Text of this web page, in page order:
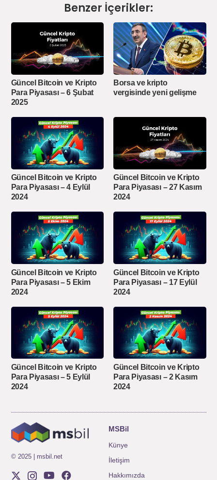
Benzer İçerikler:
Güncel Bitcoin ve Kripto
Para Piyasası – 6 Şubat
2025
Borsa ve kripto
vergisinde yeni gelişme
Güncel Bitcoin ve Kripto
Para Piyasası – 4 Eylül
2024
Güncel Bitcoin ve Kripto
Para Piyasası – 27 Kasım
2024
Güncel Bitcoin ve Kripto
Para Piyasası – 5 Ekim
2024
Güncel Bitcoin ve Kripto
Para Piyasası – 17 Eylül
2024
Güncel Bitcoin ve Kripto
Para Piyasası – 5 Eylül
2024
Güncel Bitcoin ve Kripto
Para Piyasası – 2 Kasım
2024
© 2025 | msbil.net
MSBil
Künye
İletişim
Hakkımızda